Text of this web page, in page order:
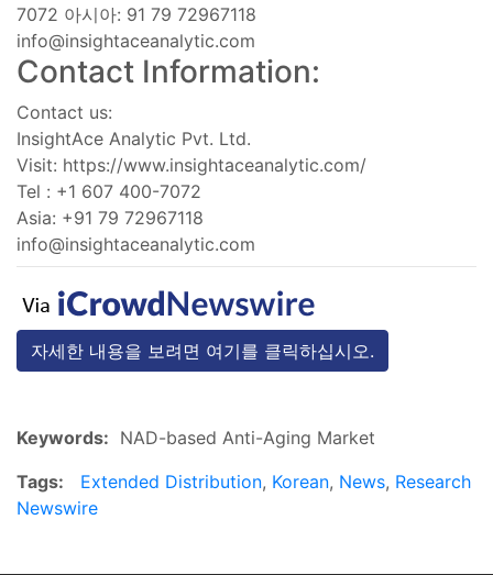
7072 아시아: 91 79 72967118
info@insightaceanalytic.com
Contact Information:
Contact us:
InsightAce Analytic Pvt. Ltd.
Visit: https://www.insightaceanalytic.com/
Tel : +1 607 400-7072
Asia: +91 79 72967118
info@insightaceanalytic.com
자세한 내용을 보려면 여기를 클릭하십시오.
Keywords: NAD-based Anti-Aging Market
Tags:
Extended Distribution, Korean, News, Research
Newswire